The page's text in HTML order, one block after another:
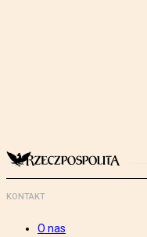
KONTAKT
O nas